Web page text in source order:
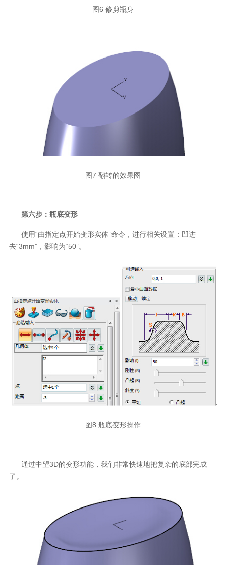
图6 修剪瓶身
图7 翻转的效果图
第六步：瓶底变形
使用“由指定点开始变形实体”命令，进行相关设置：凹进
去“3mm”，影响为“50”。
图8 瓶底变形操作
通过中望3D的变形功能，我们非常快速地把复杂的底部完成
了。